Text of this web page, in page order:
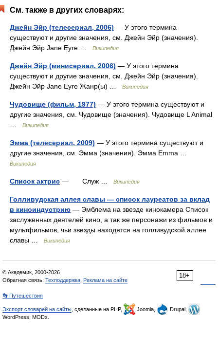
См. также в других словарях:
Джейн Эйр (телесериал, 2006) — У этого термина
существуют и другие значения, см. Джейн Эйр (значения).
Джейн Эйр Jane Eyre …
Википедия
Джейн Эйр (минисериал, 2006) — У этого термина
существуют и другие значения, см. Джейн Эйр (значения).
Джейн Эйр Jane Eyre Жанр(ы) …
Википедия
Чудовище (фильм, 1977) — У этого термина существуют и
другие значения, см. Чудовище (значения). Чудовище L Animal
Википедия
Эмма (телесериал, 2009) — У этого термина существуют и
другие значения, см. Эмма (значения). Эмма Emma …
Википедия
Список актрис — Служ … Википедия
Голливудская аллея славы — список лауреатов за вклад
в киноиндустрию — Эмблема на звезде кинокамера Список
заслуженных деятелей кино, а так же персонажи из фильмов и
мультфильмов, чьи звезды находятся на голливудской аллее
славы …
Википедия
18+
© Академик, 2000-2026
Обратная связь: Техподдержка Реклама на сайте
👣 Путешествия
Экспорт словарей на сайты , сделанные на PHP, Joomla,
Drupal,
WordPress, MODx.